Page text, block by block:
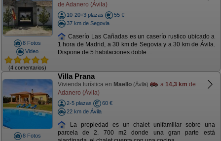
8 Fotos
Video
(4 comentarios)
de Adanero (Ávila)
10-20+3 plazas
55 €
37 km de Segovia
Caserío Las Cañadas es un caserío rustico ubicado a
1 hora de Madrid, a 30 km de Segovia y a 30 km de Ávila.
Dispone de 5 habitaciones doble ...
8 Fotos
Villa Prana
Vivienda turística en Maello (Ávila) a 14,3 km de
Adanero (Ávila)
2-5 plazas
60 €
22 km de Ávila
La propiedad es un chalet unifamiliar sobre una
parcela de 2. 700 m2 donde una gran parte está